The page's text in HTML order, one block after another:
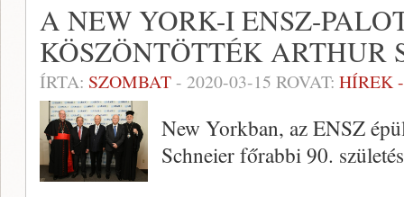
A NEW YORK-I ENSZ-
KÖSZÖNTÖTTÉK ARTHUR
ÍRTA: SZOMBAT- 2020-03-15 ROVAT: HÍREK
New Yorkban, az ENSZ
Schneier főrabbi 90.